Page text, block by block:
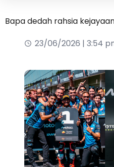
Bapa dedah rahsia
23/06/2026 | 3:54